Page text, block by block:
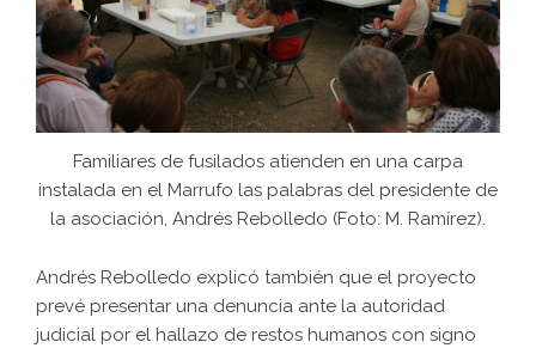
Familiares de fusilados atienden en una carpa
instalada en el Marrufo las palabras del presidente de
la asociación, Andrés Rebolledo (Foto: M. Ramírez).
Andrés Rebolledo explicó también que el proyecto
prevé presentar una denuncia ante la autoridad
judicial por el hallazo de restos humanos con signo